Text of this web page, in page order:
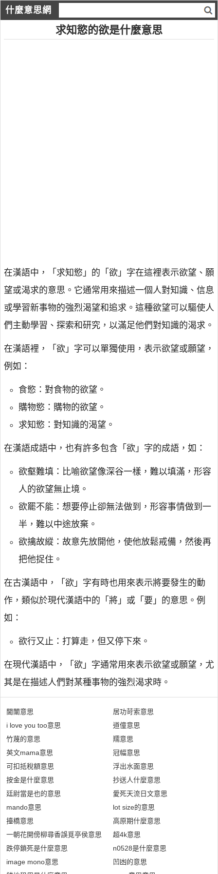
什麼意思網
求知慾的欲是什麼意思
在漢語中，「求知慾」的「欲」字在這裡表示欲望、願
望或渴求的意思。它通常用來描述一個人對知識、信息
或學習新事物的強烈渴望和追求。這種欲望可以驅使人
們主動學習、探索和研究，以滿足他們對知識的渴求。
在漢語裡，「欲」字可以單獨使用，表示欲望或願望，
例如：
食慾：對食物的欲望。
購物慾：購物的欲望。
求知慾：對知識的渴望。
在漢語成語中，也有許多包含「欲」字的成語，如：
欲壑難填：比喻欲望像深谷一樣，難以填滿，形容
人的欲望無止境。
欲罷不能：想要停止卻無法做到，形容事情做到一
半，難以中途放棄。
欲擒故縱：故意先放開他，使他放鬆戒備，然後再
把他捉住。
在古漢語中，「欲」字有時也用來表示將要發生的動
作，類似於現代漢語中的「將」或「要」的意思。例
如：
欲行又止：打算走，但又停下來。
在現代漢語中，「欲」字通常用來表示欲望或願望，尤
其是在描述人們對某種事物的強烈渴求時。
閫闈意思
i love you too意思
竹蔑的意思
英文mama意思
可扣抵稅額意思
按金是什麼意思
廷尉當是也的意思
mando意思
擡橋意思
一朝花開傍柳尋香誤覓亭侯意思
跌停鎖死是什麼意思
image mono意思
居功苛索意思
道僮意思
羺意思
冠幅意思
浮出水面意思
抄送人什麼意思
愛死天流日文意思
lot size的意思
高原期什麼意思
超4k意思
n0528是什麼意思
凹凼的意思